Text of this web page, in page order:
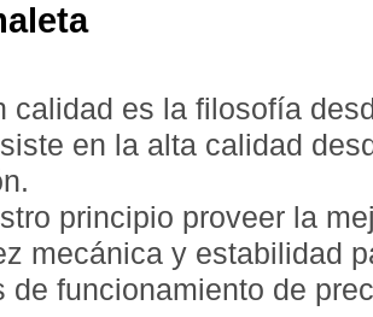
calidad es la filosofía
en la alta calidad
principio proveer la
mecánica y estabilidad
de funcionamiento de